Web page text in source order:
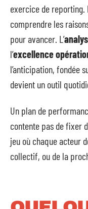
exercice de reporting.
comprendre les
pour avancer. L’
l’excellence
l’anticipation, fondée
devient un outil
Un plan de
contente pas de fixer
jeu où chaque acteur
collectif, ou de la